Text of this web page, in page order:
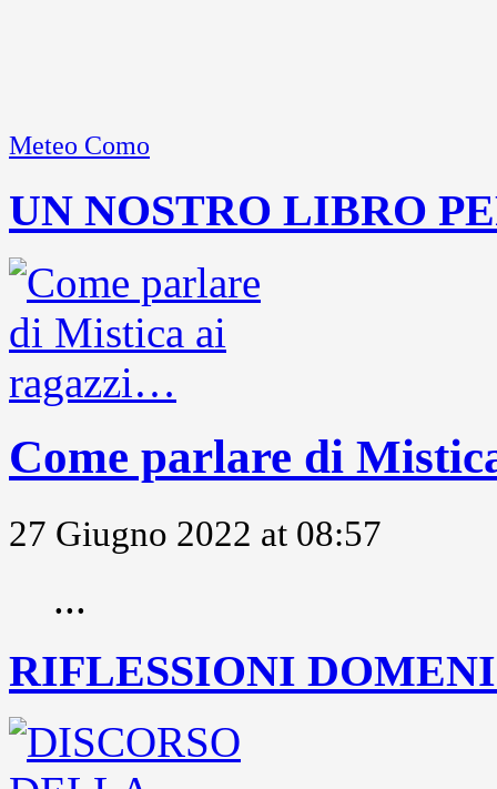
Meteo Como
UN NOSTRO LIBRO
Come parlare di
27 Giugno 2022 at 08:57
...
RIFLESSIONI